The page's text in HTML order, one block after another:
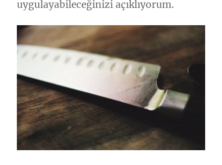
uygulayabileceğinizi açıklıyorum.